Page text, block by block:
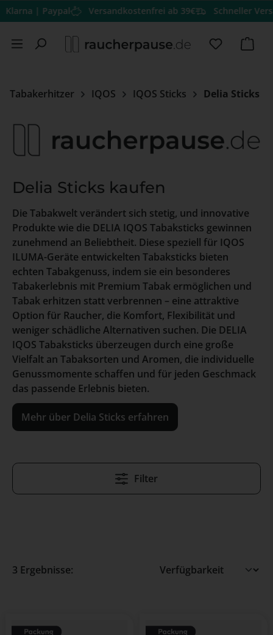
Zum Hauptinhalt springen
| Paypal Versandkostenfrei ab 39€ Schneller Versand
Du hast
Tabakerhitzer IQOS IQOS Sticks Delia Sticks
Delia Sticks kaufen
Die Tabakwelt verändert sich stetig, und innovative
Produkte wie die DELIA IQOS Tabaksticks gewinnen
zunehmend an Beliebtheit. Diese speziell für IQOS
ILUMA-Geräte entwickelten Tabaksticks bieten
echten Tabakgenuss, indem sie ein besonderes
Tabakerlebnis mit Premium Tabak ermöglichen und
Tabak erhitzen statt verbrennen – eine attraktive
Option für Raucher, die Komfort, Flexibilität und
weniger schädliche Alternativen suchen. Die DELIA
IQOS Tabaksticks überzeugen durch eine große
Vielfalt an Tabaksorten und Aromen, die individuelle
Genussmomente schaffen und für jeden Geschmack
das passende Erlebnis bieten.
Mehr über Delia Sticks erfahren
Filter
3 Ergebnisse: